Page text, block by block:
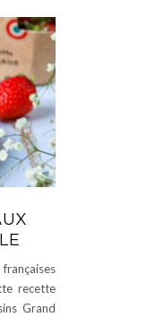
recette
Grand